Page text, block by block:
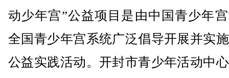
动少年宫”公益项目是由中国青少年
全国青少年宫系统广泛倡导开展并实
公益实践活动。开封市青少年活动中